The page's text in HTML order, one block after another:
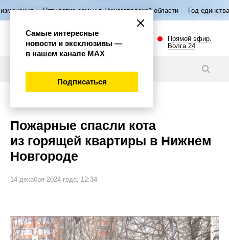
семьи в Нижегородской области Год единства народов России
Прямой эфир.
Волга 24
Пожарные спасли кота
из горящей квартиры в Нижнем
Новгороде
14 декабря 2024 года, 12:34
Самые интересные
новости и эксклюзивы —
в нашем канале МАХ
Подписаться